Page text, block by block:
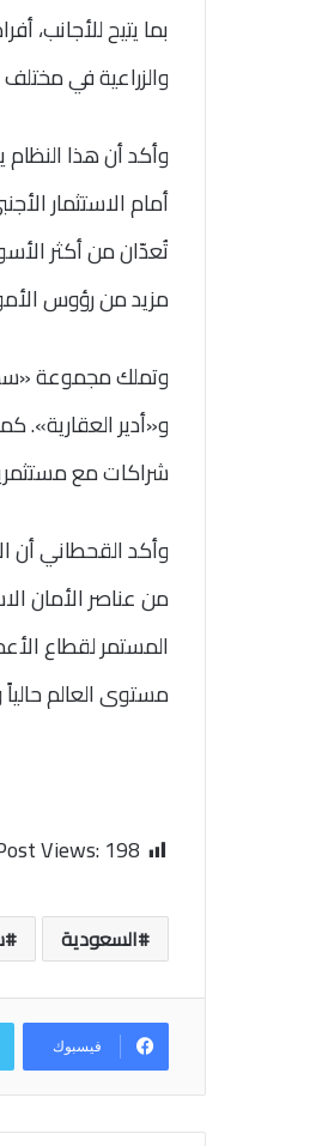
بما يتيح للأجانب،
والزراعية في
وأكد أن هذا
أمام الاستثمار
تُعدّان من أكثر
مزيد من رؤوس
وتملك مجموعة
و«أدير العقارية».
شراكات مع
وأكد القحطاني أن
من عناصر الأمان
المستمر لقطاع
مستوى العالم
Views:198
السعودية
فيسبوك